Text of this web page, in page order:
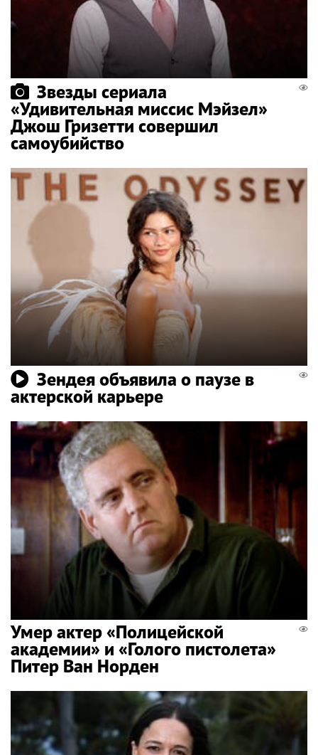
Звезды сериала
«Удивительная миссис Мэйзел»
Джош Гризетти совершил
самоубийство
Зендея объявила о паузе в
актерской карьере
Умер актер «Полицейской
академии» и «Голого пистолета»
Питер Ван Норден